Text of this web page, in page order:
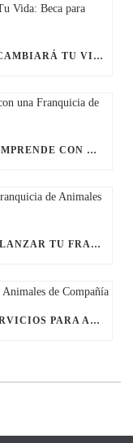
LA OPORTUNIDAD NAVIDEÑA QUE CAMBIARÁ TU VIDA: BECA PARA FRANQUICIAS
ESTE AÑO, REGÁLATE UN SUEÑO: EMPRENDE CON UNA FRANQUICIA DE EL PERRO FELIZ
ÚLTIMAS BECAS NAVIDEÑAS PARA LANZAR TU FRANQUICIA DE ANIMALES DE COMPAÑÍA
TENDENCIAS DEL MERCADO DE SERVICIOS PARA ANIMALES DE COMPAÑÍA